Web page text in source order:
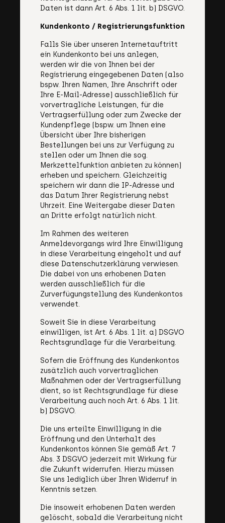
Daten ist dann Art. 6 Abs. 1 lit. b) DSGVO.
Kundenkonto / Registrierungsfunktion
Falls Sie über unseren Internetauftritt
ein Kundenkonto bei uns anlegen,
werden wir die von Ihnen bei der
Registrierung eingegebenen Daten (also
bspw. Ihren Namen, Ihre Anschrift oder
Ihre E-Mail-Adresse) ausschließlich für
vorvertragliche Leistungen, für die
Vertragserfüllung oder zum Zwecke der
Kundenpflege (bspw. um Ihnen eine
Übersicht über Ihre bisherigen
Bestellungen bei uns zur Verfügung zu
stellen oder um Ihnen die sog.
Merkzettelfunktion anbieten zu können)
erheben und speichern. Gleichzeitig
speichern wir dann die IP-Adresse und
das Datum Ihrer Registrierung nebst
Uhrzeit. Eine Weitergabe dieser Daten
an Dritte erfolgt natürlich nicht.
Im Rahmen des weiteren
Anmeldevorgangs wird Ihre Einwilligung
in diese Verarbeitung eingeholt und auf
diese Datenschutzerklärung verwiesen.
Die dabei von uns erhobenen Daten
werden ausschließlich für die
Zurverfügungstellung des Kundenkontos
verwendet.
Soweit Sie in diese Verarbeitung
einwilligen, ist Art. 6 Abs. 1 lit. a) DSGVO
Rechtsgrundlage für die Verarbeitung.
Sofern die Eröffnung des Kundenkontos
zusätzlich auch vorvertraglichen
Maßnahmen oder der Vertragserfüllung
dient, so ist Rechtsgrundlage für diese
Verarbeitung auch noch Art. 6 Abs. 1 lit.
b) DSGVO.
Die uns erteilte Einwilligung in die
Eröffnung und den Unterhalt des
Kundenkontos können Sie gemäß Art. 7
Abs. 3 DSGVO jederzeit mit Wirkung für
die Zukunft widerrufen. Hierzu müssen
Sie uns lediglich über Ihren Widerruf in
Kenntnis setzen.
Die insoweit erhobenen Daten werden
gelöscht, sobald die Verarbeitung nicht